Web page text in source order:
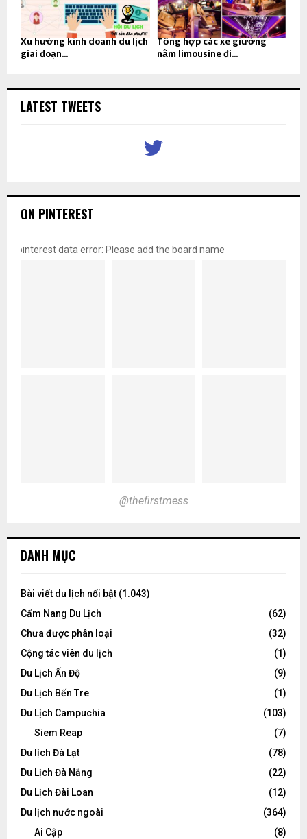
Xu hướng kinh doanh du lịch
giai đoạn...
Tổng hợp các xe giường
nằm limousine đi...
LATEST TWEETS
ON PINTEREST
pinterest data error: Please add the board name
@thefirstmess
DANH MỤC
Bài viết du lịch nổi bật (1.043)
Cẩm Nang Du Lịch
(62)
Chưa được phân loại
(32)
Cộng tác viên du lịch
(1)
Du Lịch Ấn Độ
(9)
Du Lịch Bến Tre
(1)
Du Lịch Campuchia
(103)
Siem Reap
(7)
Du lịch Đà Lạt
(78)
Du Lịch Đà Nẵng
(22)
Du Lịch Đài Loan
(12)
Du lịch nước ngoài
(364)
Ai Cập
(8)